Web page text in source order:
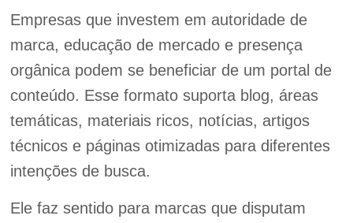
Empresas que investem em autoridade de
marca, educação de mercado e presença
orgânica podem se beneficiar de um portal de
conteúdo. Esse formato suporta blog, áreas
temáticas, materiais ricos, notícias, artigos
técnicos e páginas otimizadas para diferentes
intenções de busca.
Ele faz sentido para marcas que disputam